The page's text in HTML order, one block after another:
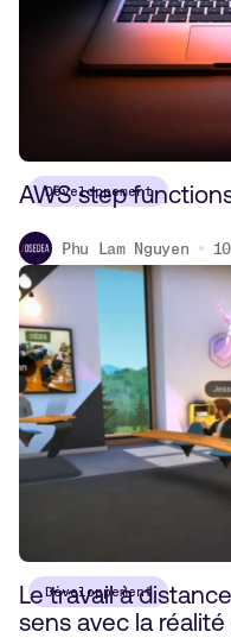
Développement
AWS step
Phu Lam Nguyen 10
Développement
Le travail à
sens avec la